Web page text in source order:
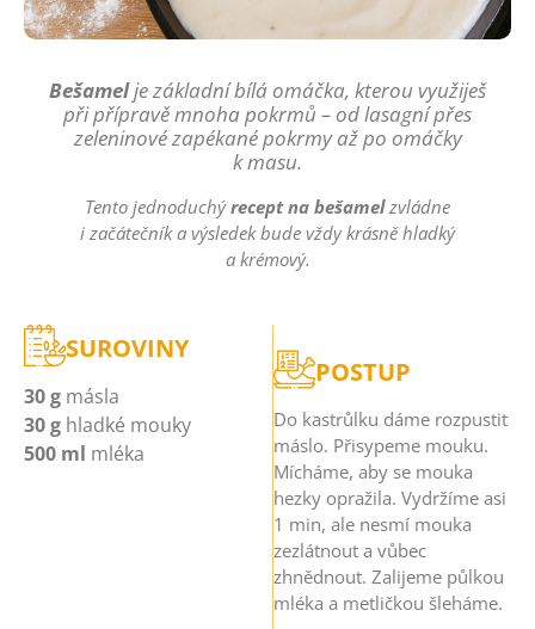
Bešamelje základní bílá omáčka, kterou využiješ
při přípravě mnoha pokrmů – od lasagní přes
zeleninové zapékané pokrmy až po omáčky
k masu.
Tento jednoduchýrecept na bešamelzvládne
i začátečník a výsledek bude vždy krásně hladký
a krémový.
SUROVINY
30 g másla
30 g hladké mouky
500 ml mléka
POSTUP
Do kastrůlku dáme rozpustit
máslo. Přisypeme mouku.
Mícháme, aby se mouka
hezky opražila. Vydržíme asi
1 min, ale nesmí mouka
zezlátnout a vůbec
zhnědnout. Zalijeme půlkou
mléka a metličkou šleháme.